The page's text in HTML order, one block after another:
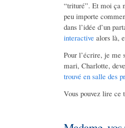
“trituré”. Et moi ça
peu importe
dans l’idée d’un
interactive alors là,
Pour l’écrire, je me
mari, Charlotte,
trouvé en salle des
Vous pouvez lire ce